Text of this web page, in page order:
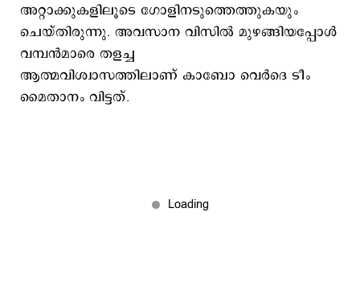
അറ്റാക്കുകളിലൂടെ ഗോളിനടുത്തെത്തുകയും
ചെയ്തിരുന്നു. അവസാന വിസിൽ മുഴങ്ങിയപ്പോൾ
വമ്പൻമാരെ തളച്ച
ആത്മവിശ്വാസത്തിലാണ് കാബോ വെർദെ ടീം
മൈതാനം വിട്ടത്.